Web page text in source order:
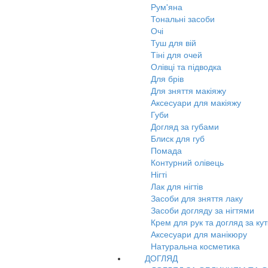
Рум'яна
Тональні засоби
Очі
Туш для вій
Тіні для очей
Олівці та підводка
Для брів
Для зняття макіяжу
Аксесуари для макіяжу
Губи
Догляд за губами
Блиск для губ
Помада
Контурний олівець
Нігті
Лак для нігтів
Засоби для зняття лаку
Засоби догляду за нігтями
Крем для рук та догляд за
Аксесуари для манікюру
Натуральна косметика
ДОГЛЯД